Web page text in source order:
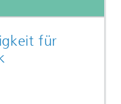
für